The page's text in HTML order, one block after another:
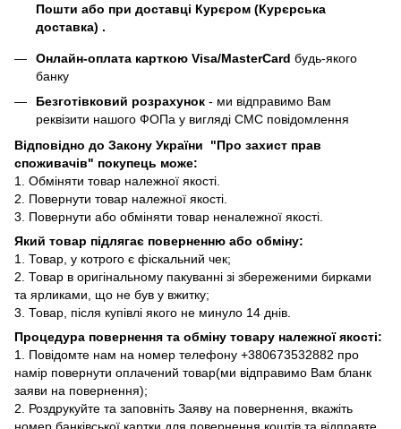
Пошти або при доставці Курєром (Курєрська
доставка) .
Онлайн-оплата карткою Visa/MasterCard будь-якого
банку
Безготівковий розрахунок - ми відправимо Вам
реквізити нашого ФОПа у вигляді СМС повідомлення
Відповідно до Закону України "Про захист прав
споживачів" покупець може:
1. Обміняти товар належної якості.
2. Повернути товар належної якості.
3. Повернути або обміняти товар неналежної якості.
Який товар підлягає поверненню або обміну:
1. Товар, у котрого є фіскальний чек;
2. Товар в оригінальному пакуванні зі збереженими бирками
та ярликами, що не був у вжитку;
3. Товар, після купівлі якого не минуло 14 днів.
Процедура повернення та обміну товару належної якості:
1. Повідомте нам на номер телефону +380673532882 про
намір повернути оплачений товар(ми відправимо Вам бланк
заяви на повернення);
2. Роздрукуйте та заповніть Заяву на повернення, вкажіть
номер банківської картки для повернення коштів та відправте